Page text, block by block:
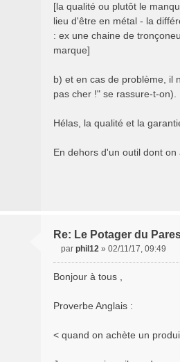
[la qualité ou plutôt le
lieu d'être en métal - la
: ex une chaine de
marque]
b) et en cas de problème, il
pas cher !" se rassure-t-on).
Hélas, la qualité et la
En dehors d'un outil dont
Re: Le Potager du
s
a
e
par phil12 » 02/11/17, 09:49
Bonjour à tous ,
Proverbe Anglais :
< quand on achète un